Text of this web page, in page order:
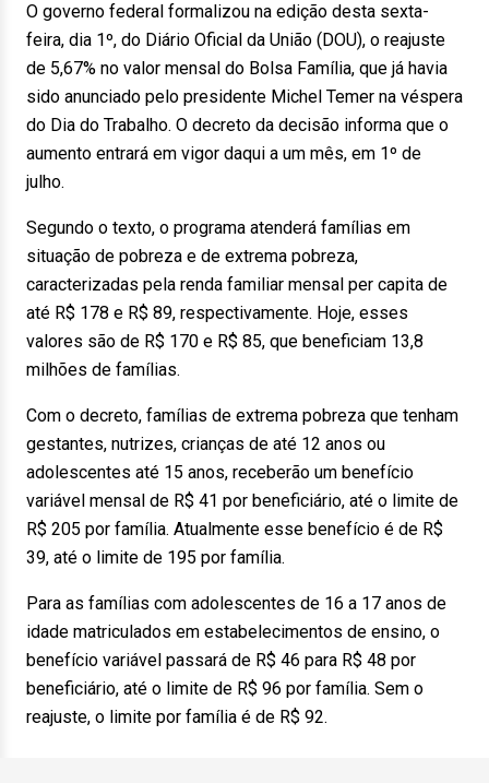
O governo federal formalizou na edição desta sexta-
feira, dia 1º, do Diário Oficial da União (DOU), o reajuste
de 5,67% no valor mensal do Bolsa Família, que já havia
sido anunciado pelo presidente Michel Temer na véspera
do Dia do Trabalho. O decreto da decisão informa que o
aumento entrará em vigor daqui a um mês, em 1º de
julho.
Segundo o texto, o programa atenderá famílias em
situação de pobreza e de extrema pobreza,
caracterizadas pela renda familiar mensal per capita de
até R$ 178 e R$ 89, respectivamente. Hoje, esses
valores são de R$ 170 e R$ 85, que beneficiam 13,8
milhões de famílias.
Com o decreto, famílias de extrema pobreza que tenham
gestantes, nutrizes, crianças de até 12 anos ou
adolescentes até 15 anos, receberão um benefício
variável mensal de R$ 41 por beneficiário, até o limite de
R$ 205 por família. Atualmente esse benefício é de R$
39, até o limite de 195 por família.
Para as famílias com adolescentes de 16 a 17 anos de
idade matriculados em estabelecimentos de ensino, o
benefício variável passará de R$ 46 para R$ 48 por
beneficiário, até o limite de R$ 96 por família. Sem o
reajuste, o limite por família é de R$ 92.